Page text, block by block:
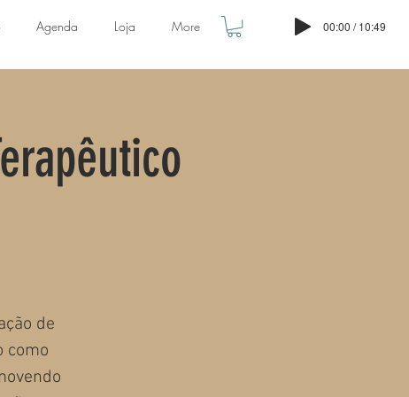
Agenda Loja More 00:00 / 10:49
de
como